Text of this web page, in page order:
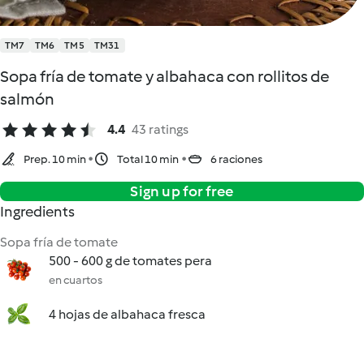
TM7 TM6 TM5 TM31
Sopa fría de tomate y albahaca con rollitos de
salmón
4.4 43 ratings
Prep. 10 min Total 10 min 6 raciones
Sign up for free
Ingredients
Sopa fría de tomate
500 - 600 g de tomates pera
en cuartos
4 hojas de albahaca fresca